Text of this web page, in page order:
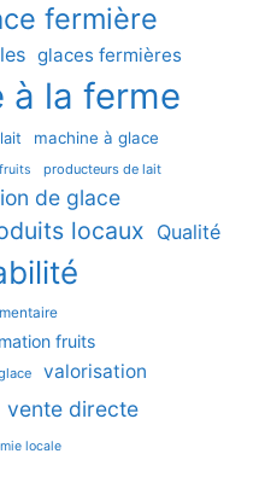
fermière
glaces fermières
à la ferme
lait machine à glace
producteurs de lait
de glace
locaux Qualité
fruits
valorisation
vente directe
locale